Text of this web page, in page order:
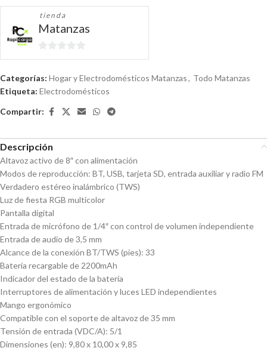
tienda
Matanzas
0
Categorías: Hogar y Electrodomésticos Matanzas, Todo Matanzas
Etiqueta: Electrodomésticos
Compartir:
Descripción
Altavoz activo de 8″ con alimentación
Modos de reproducción: BT, USB, tarjeta SD, entrada auxiliar y radio FM
Verdadero estéreo inalámbrico (TWS)
Luz de fiesta RGB multicolor
Pantalla digital
Entrada de micrófono de 1/4″ con control de volumen independiente
Entrada de audio de 3,5 mm
Alcance de la conexión BT/TWS (pies): 33
Batería recargable de 2200mAh
Indicador del estado de la batería
Interruptores de alimentación y luces LED independientes
Mango ergonómico
Compatible con el soporte de altavoz de 35 mm
Tensión de entrada (VDC/A): 5/1
Dimensiones (en): 9,80 x 10,00 x 9,85